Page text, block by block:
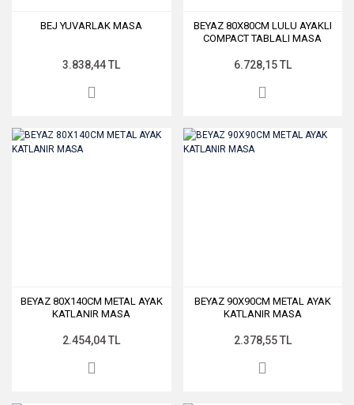
BEJ YUVARLAK MASA
3.838,44 TL
BEYAZ 80X80CM LULU AYAKLI
COMPACT TABLALI MASA
6.728,15 TL
BEYAZ 80X140CM METAL AYAK
KATLANIR MASA
2.454,04 TL
BEYAZ 90X90CM METAL AYAK
KATLANIR MASA
2.378,55 TL